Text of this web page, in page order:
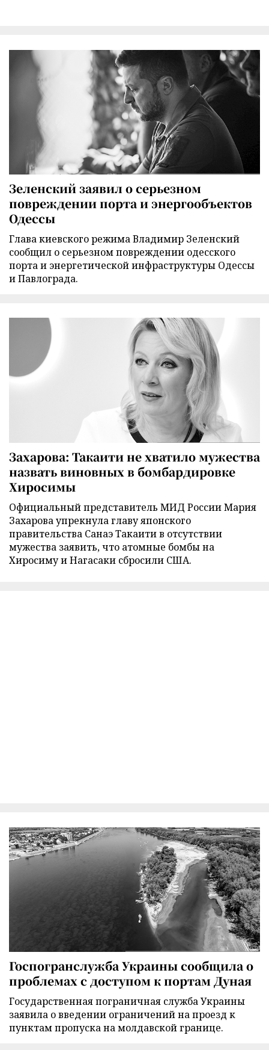
Зеленский заявил о серьезном
повреждении порта и энергообъектов
Одессы
Глава киевского режима Владимир Зеленский
сообщил о серьезном повреждении одесского
порта и энергетической инфраструктуры Одессы
и Павлограда.
Захарова: Такаити не хватило мужества
назвать виновных в бомбардировке
Хиросимы
Официальный представитель МИД России Мария
Захарова упрекнула главу японского
правительства Санаэ Такаити в отсутствии
мужества заявить, что атомные бомбы на
Хиросиму и Нагасаки сбросили США.
Госпогранслужба Украины сообщила о
проблемах с доступом к портам Дуная
Государственная пограничная служба Украины
заявила о введении ограничений на проезд к
пунктам пропуска на молдавской границе.